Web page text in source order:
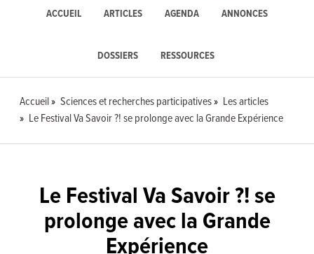
ACCUEIL ARTICLES AGENDA ANNONCES
DOSSIERS RESSOURCES
Accueil Sciences et recherches participatives
Les articles
Le Festival Va Savoir ?! se prolonge avec la Grande Expérience
Le Festival Va Savoir ?! se
prolonge avec la Grande
Expérience